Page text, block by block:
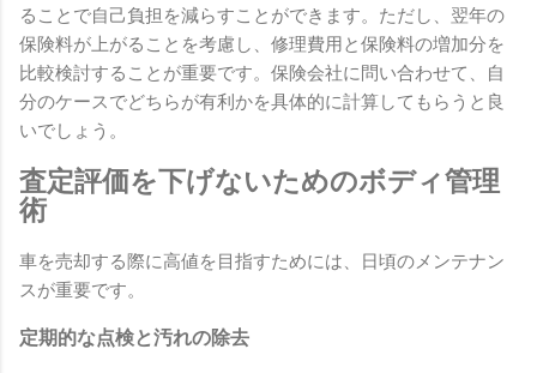
ることで自己負担を減らすことができます。ただし、翌年の
保険料が上がることを考慮し、修理費用と保険料の増加分を
比較検討することが重要です。保険会社に問い合わせて、自
分のケースでどちらが有利かを具体的に計算してもらうと良
いでしょう。
査定評価を下げないためのボディ管理
術
車を売却する際に高値を目指すためには、日頃のメンテナン
スが重要です。
定期的な点検と汚れの除去